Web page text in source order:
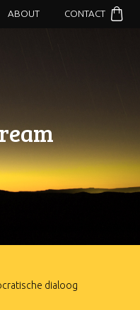
ABOUT CONTACT
dialoog